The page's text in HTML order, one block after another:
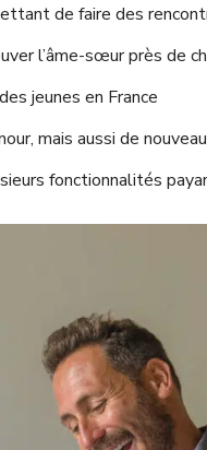
de faire des
l’âme-sœur près de
jeunes en France
mais aussi de
fonctionnalités